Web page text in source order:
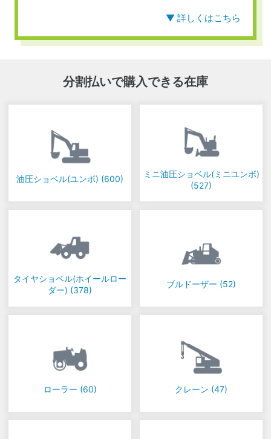
▼ 詳しくはこちら
分割払いで購入できる在庫
油圧ショベル(ユンボ) (600)
ミニ油圧ショベル(ミニユンボ)
(527)
タイヤショベル(ホイールロー
ダー) (378)
ブルドーザー (52)
ローラー (60) クレーン (47)